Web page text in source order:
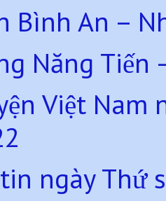
Bình An –
Năng Tiến
Việt Nam
ngày Thứ